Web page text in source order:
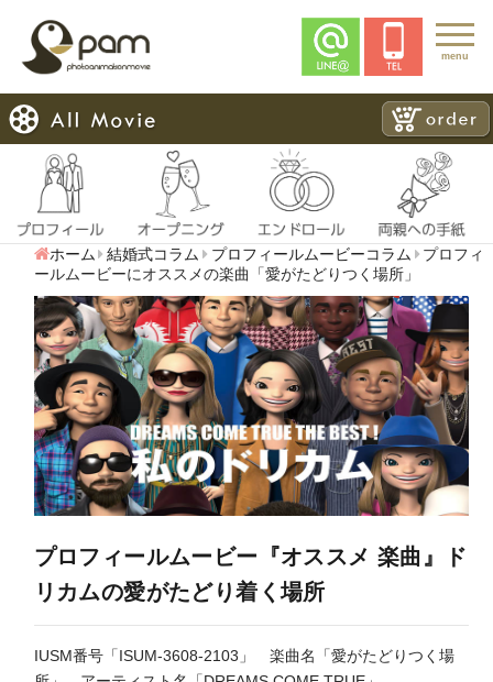
menu
ホーム 結婚式コラム プロフィールムービーコラム
プロフィ
ールムービーにオススメの楽曲「愛がたどりつく場所」
プロフィールムービー『オススメ 楽曲』ド
リカムの愛がたどり着く場所
IUSM番号「ISUM-3608-2103」 楽曲名「愛がたどりつく場